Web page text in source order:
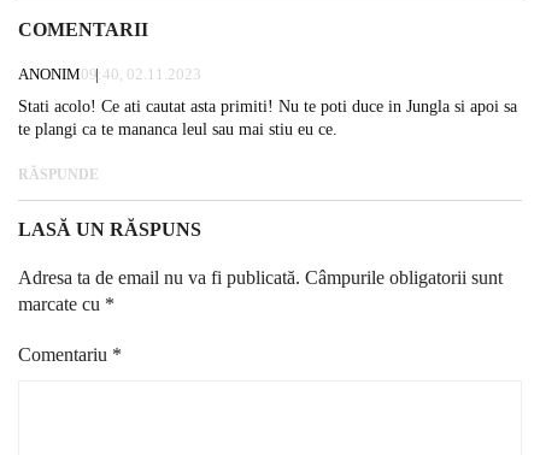
COMENTARII
ANONIM09:40, 02.11.2023
Stati acolo! Ce ati cautat asta primiti! Nu te poti duce in Jungla si apoi sa
te plangi ca te mananca leul sau mai stiu eu ce.
RĂSPUNDE
LASĂ UN RĂSPUNS
Adresa ta de email nu va fi publicată. Câmpurile obligatorii sunt
marcate cu *
Comentariu *